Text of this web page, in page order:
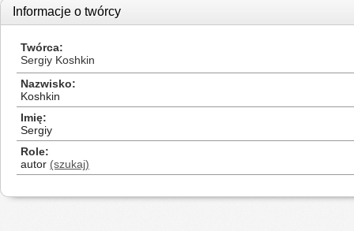
Informacje o twórcy
Twórca
Sergiy Koshkin
Nazwisko
Koshkin
Imię
Sergiy
Role
autor (szukaj)